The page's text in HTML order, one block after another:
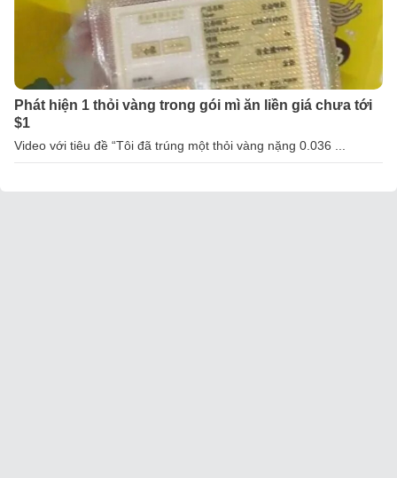
Phát hiện 1 thỏi vàng trong gói mì ăn liền giá chưa tới
$1
Video với tiêu đề “Tôi đã trúng một thỏi vàng nặng 0.036 ...